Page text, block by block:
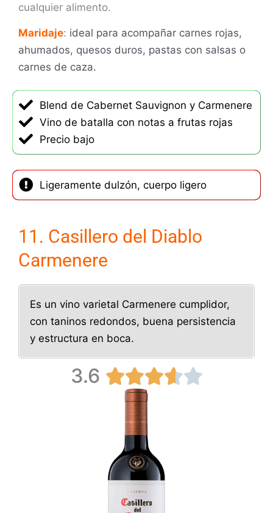
cualquier alimento.
Maridaje: ideal para acompañar carnes rojas,
ahumados, quesos duros, pastas con salsas o
carnes de caza.
Blend de Cabernet Sauvignon y Carmenere
Vino de batalla con notas a frutas rojas
Precio bajo
Ligeramente dulzón, cuerpo ligero
11. Casillero del Diablo
Carmenere
Es un vino varietal Carmenere cumplidor,
con taninos redondos, buena persistencia
y estructura en boca.
3.6 V